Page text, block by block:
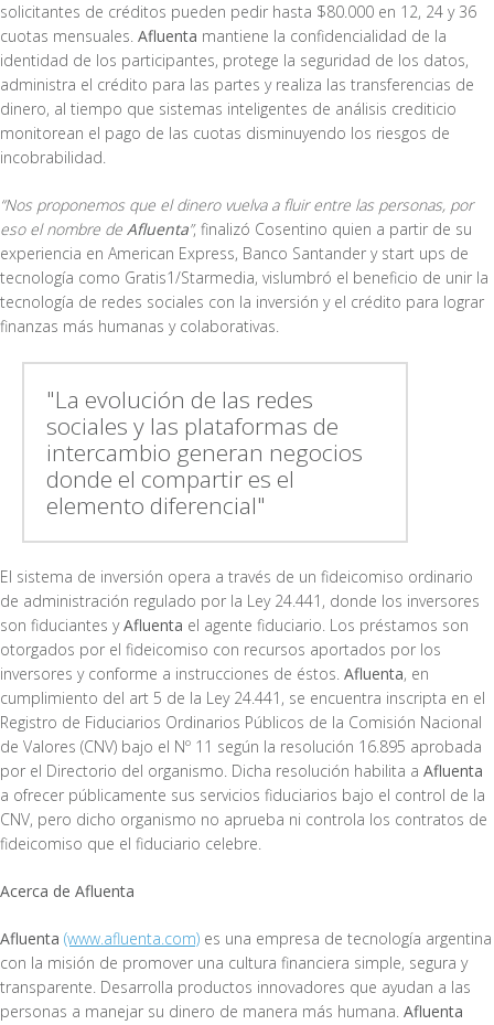
solicitantes de créditos pueden pedir hasta $80.000 en 12, 24 y 36
cuotas mensuales. Afluenta mantiene la confidencialidad de la
identidad de los participantes, protege la seguridad de los datos,
administra el crédito para las partes y realiza las transferencias de
dinero, al tiempo que sistemas inteligentes de análisis crediticio
monitorean el pago de las cuotas disminuyendo los riesgos de
incobrabilidad.
“Nos proponemos que el dinero vuelva a fluir entre las personas, por
eso el nombre de Afluenta”, finalizó Cosentino quien a partir de su
experiencia en American Express, Banco Santander y start ups de
tecnología como Gratis1/Starmedia, vislumbró el beneficio de unir la
tecnología de redes sociales con la inversión y el crédito para lograr
finanzas más humanas y colaborativas.
"La evolución de las redes
sociales y las plataformas de
intercambio generan negocios
donde el compartir es el
elemento diferencial"
El sistema de inversión opera a través de un fideicomiso ordinario
de administración regulado por la Ley 24.441, donde los inversores
son fiduciantes yAfluenta el agente fiduciario. Los préstamos son
otorgados por el fideicomiso con recursos aportados por los
inversores y conforme a instrucciones de éstos. Afluenta, en
cumplimiento del art 5 de la Ley 24.441, se encuentra inscripta en el
Registro de Fiduciarios Ordinarios Públicos de la Comisión Nacional
de Valores (CNV) bajo el Nº 11 según la resolución 16.895 aprobada
por el Directorio del organismo. Dicha resolución habilita a Afluenta
a ofrecer públicamente sus servicios fiduciarios bajo el control de la
CNV, pero dicho organismo no aprueba ni controla los contratos de
fideicomiso que el fiduciario celebre.
Acerca de Afluenta
Afluenta (www.afluenta.com) es una empresa de tecnología argentina
con la misión de promover una cultura financiera simple, segura y
transparente. Desarrolla productos innovadores que ayudan a las
personas a manejar su dinero de manera más humana. Afluenta